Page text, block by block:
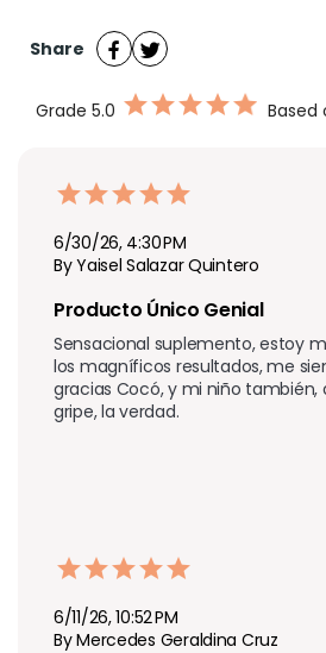
Share
Grade 5.0 Based
6/30/26, 4:30 PM
By Yaisel Salazar Quintero
Producto Único Genial
Sensacional suplemento, estoy
los magníficos resultados, me
gracias Cocó, y mi niño también,
gripe, la verdad.
6/11/26, 10:52 PM
By Mercedes Geraldina Cruz